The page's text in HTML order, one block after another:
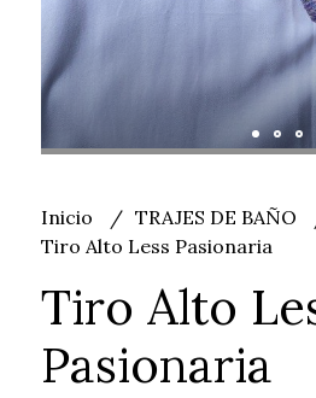
Inicio
TRAJES DE BAÑO
Tiro Alto Less Pasionaria
Tiro Alto
Pasionaria